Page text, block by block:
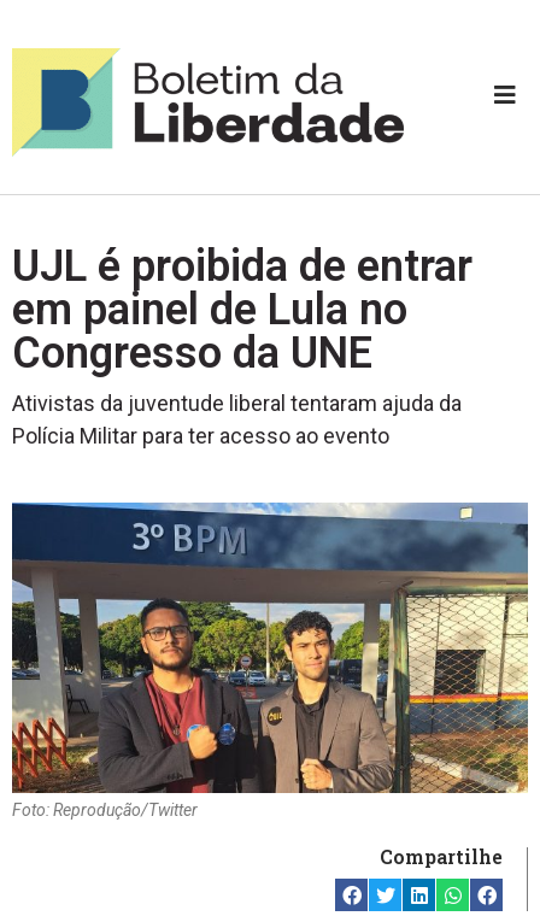
UJL é proibida de entrar
em painel de Lula no
Congresso da UNE
Ativistas da juventude liberal tentaram ajuda da
Polícia Militar para ter acesso ao evento
Foto: Reprodução/Twitter
Compartilhe